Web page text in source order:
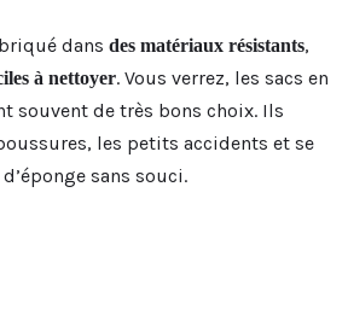
dans des matériaux résistants,
à nettoyer. Vous verrez, les sacs en
souvent de très bons choix. Ils
les petits accidents et se
sans souci.